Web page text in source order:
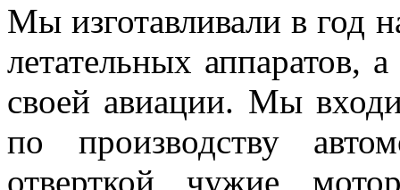
Мы изготавливали в год
летательных аппаратов,
своей авиации. Мы
по производству
отверткой чужие